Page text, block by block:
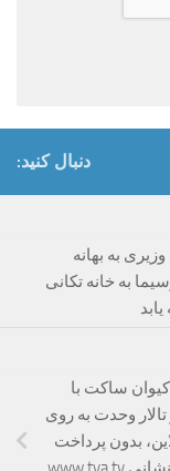
دنبال کنید:
به بهانه
به خانه تکانی
ساکت با
وحدت به روی
بدون پرداخت